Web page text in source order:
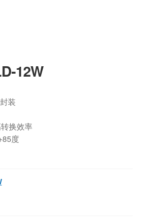
12W
装
换效率
度